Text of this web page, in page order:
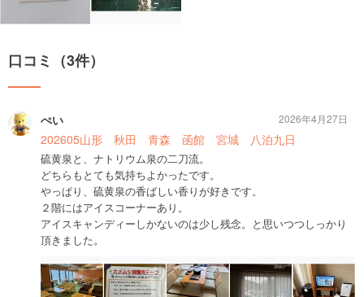
口コミ（3件）
ぺい
202605山形 秋田 青森 函館 宮城 八泊九日
硫黄泉と、ナトリウム泉の二刀流。
どちらもとても気持ちよかったです。
やっぱり、硫黄泉の香ばしい香りが好きです。
２階にはアイスコーナーあり。
アイスキャンディーしかないのは少し残念。と思いつつしっかり
頂きました。
2026年4月27日